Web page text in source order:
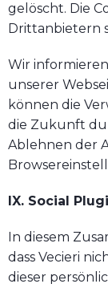
gelöscht. Die
Drittanbietern
Wir
unserer
können die
die Zukunft
Ablehnen der
IX. Social
In diesem
dass Vecieri
dieser